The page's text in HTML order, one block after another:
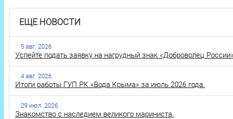
ЕЩЕ НОВОСТИ
5 авг. 2026
Успейте подать заявку на нагрудный знак «Доброволец
4 авг. 2026
Итоги работы ГУП РК «Вода Крыма» за июль 2026 года.
29 июл. 2026
Знакомство с наследием великого мариниста.